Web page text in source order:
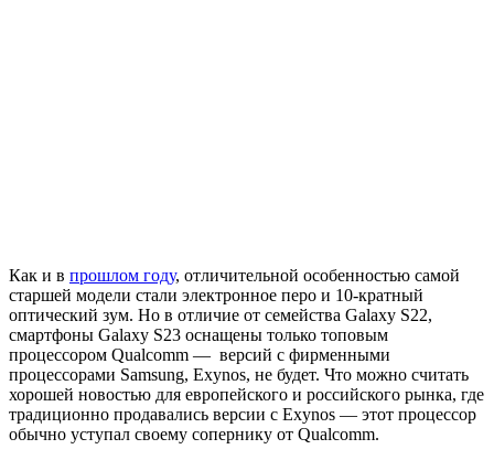
Как и в прошлом году, отличительной особенностью самой
старшей модели стали электронное перо и 10-кратный
оптический зум. Но в отличие от семейства Galaxy S22,
смартфоны Galaxy S23 оснащены только топовым
процессором Qualcomm — версий с фирменными
процессорами Samsung, Exynos, не будет. Что можно считать
хорошей новостью для европейского и российского рынка, где
традиционно продавались версии с Exynos — этот процессор
обычно уступал своему сопернику от Qualcomm.